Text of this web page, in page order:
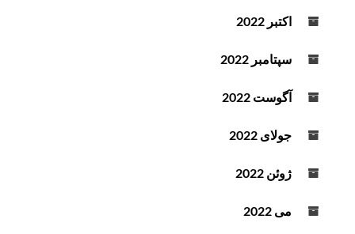
اکتبر 2022
سپتامبر 2022
آگوست 2022
جولای 2022
ژوئن 2022
می 2022